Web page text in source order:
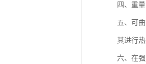
四、重
五、可
其进行热
六、在